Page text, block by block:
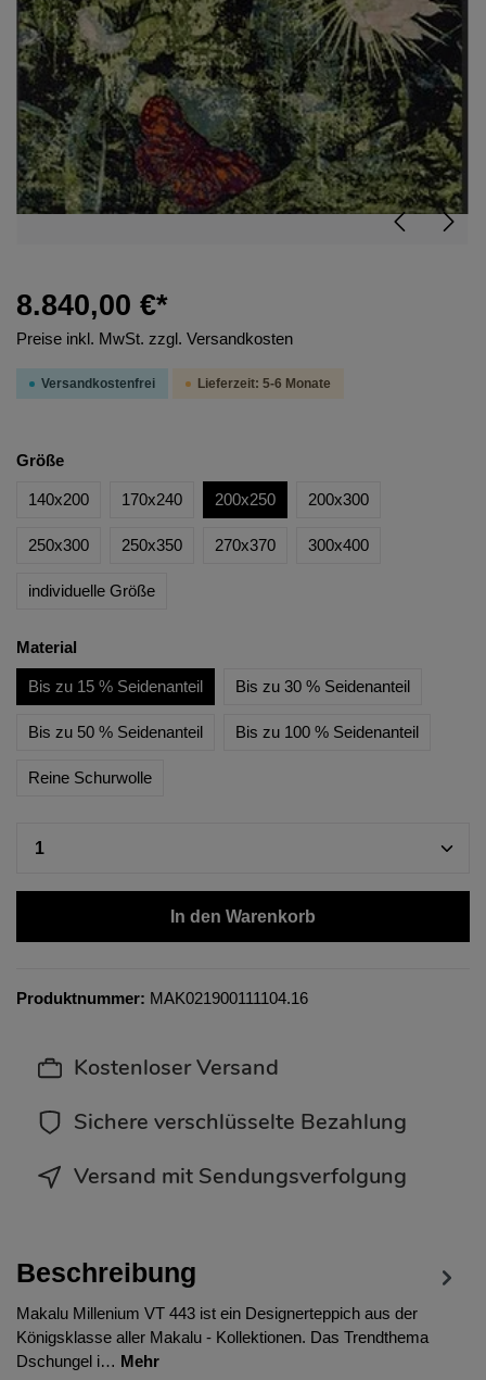
8.840,00 €*
Preise inkl. MwSt. zzgl. Versandkosten
Versandkostenfrei Lieferzeit: 5-6 Monate
Größe
140x200 170x240 200x250 200x300
250x300 250x350 270x370 300x400
individuelle Größe
Material
Bis zu 15 % Seidenanteil Bis zu 30 % Seidenanteil
Bis zu 50 % Seidenanteil Bis zu 100 % Seidenanteil
Reine Schurwolle
In den Warenkorb
Produktnummer: MAK021900111104.16
Kostenloser Versand
Sichere verschlüsselte Bezahlung
Versand mit Sendungsverfolgung
Beschreibung
Makalu Millenium VT 443 ist ein Designerteppich aus der
Königsklasse aller Makalu - Kollektionen. Das Trendthema
Dschungel i… Mehr